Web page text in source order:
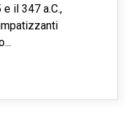
il 347 a.C.,